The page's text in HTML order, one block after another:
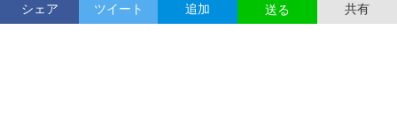
シェア ツイート 追加 送る 共有